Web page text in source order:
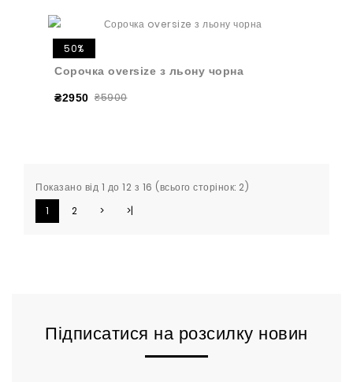
50%
Сорочка oversize з льону чорна
₴2950 ₴5900
Показано від 1 до 12 з 16 (всього сторінок: 2)
1
2 > >|
Підписатися на розсилку новин